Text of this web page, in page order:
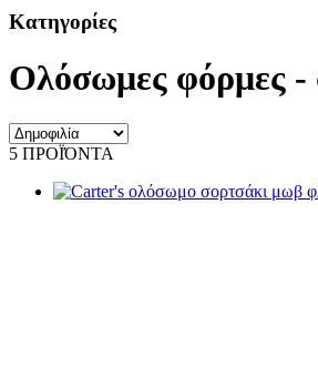
Κατηγορίες
Ολόσωμες φόρμες -
5 ΠΡΟΪΌΝΤΑ